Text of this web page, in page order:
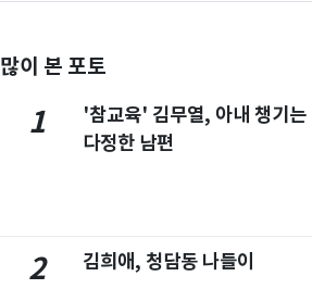
많이 본 포토
1
'참교육' 김무열, 아내 챙기는
다정한 남편
2 김희애, 청담동 나들이